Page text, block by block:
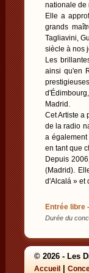
nationale de
Elle a
grands
Tagliavini,
siècle à nos
Les
ainsi qu'en
Madrid.
Cet Artiste a
de la radio
a
en tant que
Depuis
(Madrid).
d'Alcalá » et
Entrée libre
Durée du
© 2026 - Les
Accueil